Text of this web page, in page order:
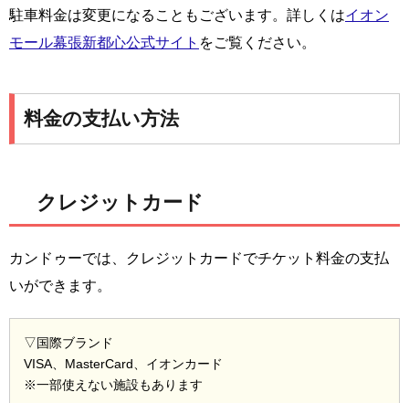
駐車料金は変更になることもございます。詳しくはイオン
モール幕張新都心公式サイト をご覧ください。
料金の支払い方法
クレジットカード
カンドゥーでは、クレジットカードでチケット料金の支払
いができます。
▽国際ブランド
VISA、MasterCard、イオンカード
※一部使えない施設もあります